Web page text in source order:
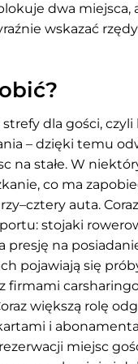
dwa miejsca,
wskazać
dla gości,
– dzięki temu
na stałe. W
co ma
auta.
stojaki
presję na
pojawiają się
z firmami
większą rolę
i
miejsc